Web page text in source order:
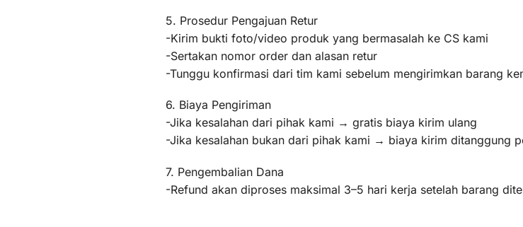
5. Prosedur Pengajuan Retur
-Kirim bukti foto/video produk yang bermasalah ke CS kami
-Sertakan nomor order dan alasan retur
-Tunggu konfirmasi dari tim kami sebelum mengirimkan barang
6. Biaya Pengiriman
-Jika kesalahan dari pihak kami → gratis biaya kirim ulang
-Jika kesalahan bukan dari pihak kami → biaya kirim ditanggung
7. Pengembalian Dana
-Refund akan diproses maksimal 3–5 hari kerja setelah barang